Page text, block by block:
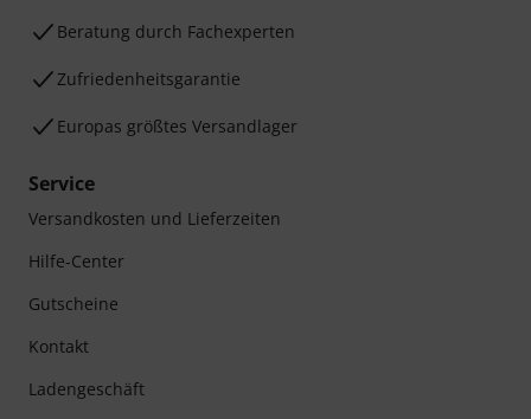
Beratung durch Fachexperten
Zufriedenheitsgarantie
Europas größtes Versandlager
Service
Versandkosten und Lieferzeiten
Hilfe-Center
Gutscheine
Kontakt
Ladengeschäft